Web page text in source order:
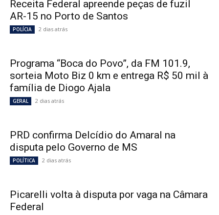
Receita Federal apreende peças de fuzil
AR-15 no Porto de Santos
POLÍCIA 2 dias atrás
Programa “Boca do Povo”, da FM 101.9,
sorteia Moto Biz 0 km e entrega R$ 50 mil à
família de Diogo Ajala
GERAL 2 dias atrás
PRD confirma Delcídio do Amaral na
disputa pelo Governo de MS
POLÍTICA 2 dias atrás
Picarelli volta à disputa por vaga na Câmara
Federal